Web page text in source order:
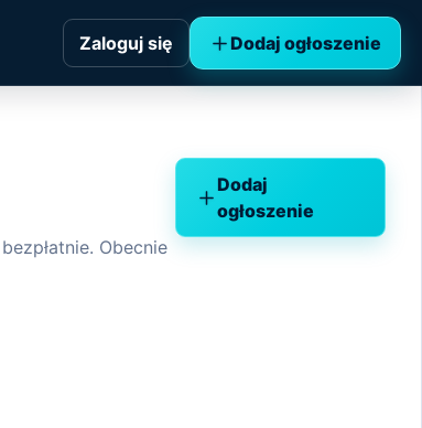
Zaloguj się Dodaj ogłoszenie
Obecnie
Dodaj
ogłoszenie